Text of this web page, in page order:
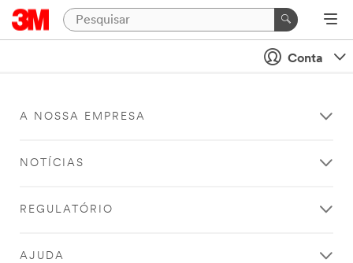
Conta
A NOSSA EMPRESA
NOTÍCIAS
REGULATÓRIO
AJUDA